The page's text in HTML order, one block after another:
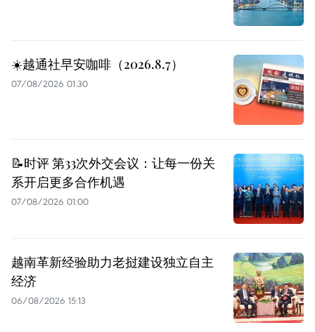
☀️越通社早安咖啡（2026.8.7）
07/08/2026 01:30
📝时评 第33次外交会议：让每一份关
系开启更多合作机遇
07/08/2026 01:00
越南革新经验助力老挝建设独立自主
经济
06/08/2026 15:13